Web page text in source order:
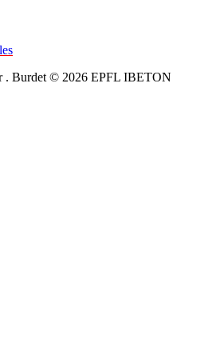
. Burdet © 2026 EPFL IBETON